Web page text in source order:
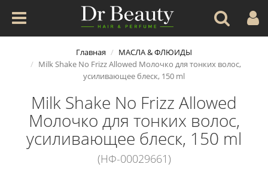
Главная
МАСЛА & ФЛЮИДЫ
Milk Shake No Frizz Allowed Молочко для тонких волос,
усиливающее блеск, 150 ml
Milk Shake No Frizz Allowed
Молочко для тонких волос,
усиливающее блеск, 150 ml
(НФ-00029661)